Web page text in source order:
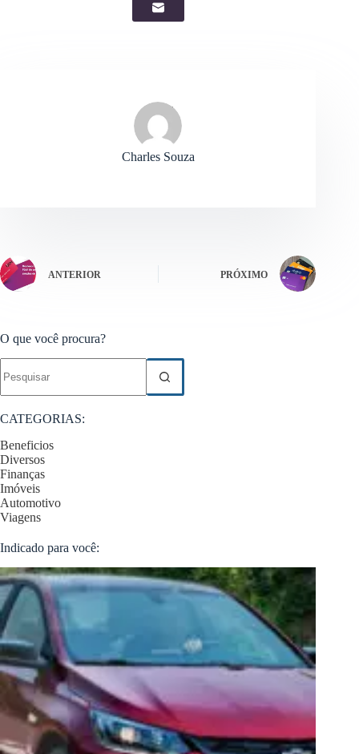
Charles Souza
ANTERIOR PRÓXIMO
O que você procura?
resultados
CATEGORIAS:
Beneficios
Diversos
Finanças
Imóveis
Automotivo
Viagens
Indicado para você: